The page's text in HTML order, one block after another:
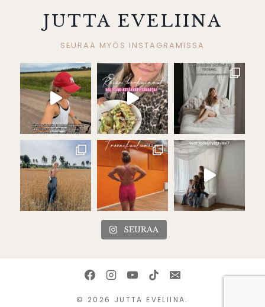
JUTTA EVELIINA
SEURAA MYÖS INSTAGRAMISSA
SEURAA
© 2026 JUTTA EVELIINA.